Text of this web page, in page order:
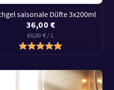
saisonale Düfte 3x200ml
36,00 €
60,00 € / L